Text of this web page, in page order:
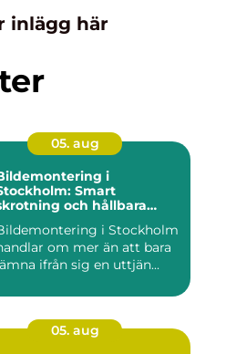
inlägg här
05. aug
i
Smart
och hållbara
i Stockholm
om mer än att bara
ifrån sig en uttjän...
05. aug